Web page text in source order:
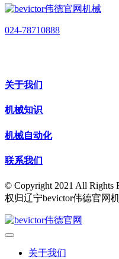
024-78710888
关于我们
机械知识
机械自动化
联系我们
© Copyright 2021 All Rights
权归辽宁bevictor伟德官网
关于我们